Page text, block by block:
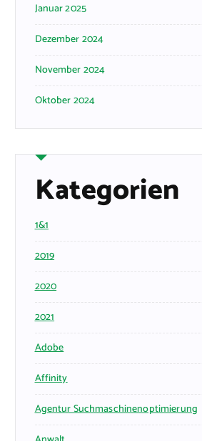
Januar 2025
Dezember 2024
November 2024
Oktober 2024
Kategorien
1&1
2019
2020
2021
Adobe
Affinity
Agentur Suchmaschinenoptimierung